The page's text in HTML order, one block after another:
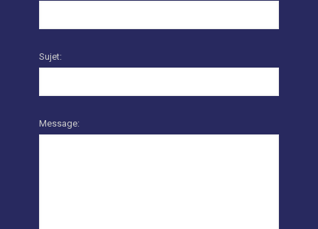
Sujet:
Message: